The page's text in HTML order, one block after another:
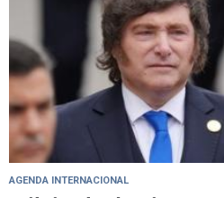
AGENDA INTERNACIONAL